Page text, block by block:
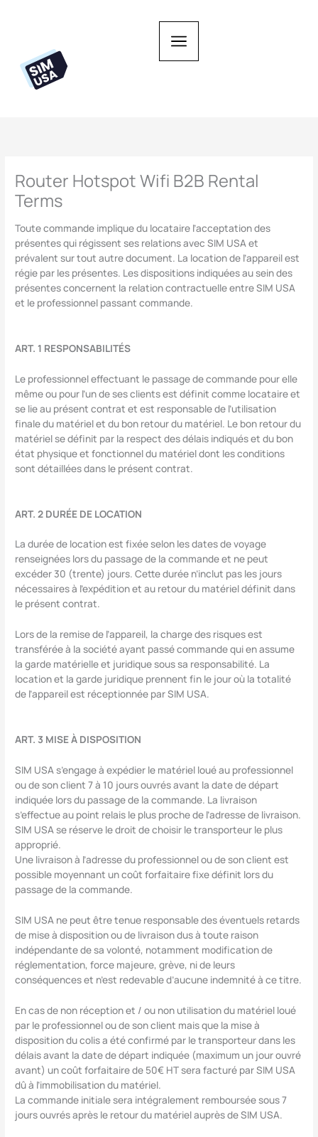
Router Hotspot Wifi B2B Rental
Terms
Toute commande implique du locataire l’acceptation des
présentes qui régissent ses relations avec SIM USA et
prévalent sur tout autre document. La location de l’appareil est
régie par les présentes. Les dispositions indiquées au sein des
présentes concernent la relation contractuelle entre SIM USA
et le professionnel passant commande.
ART. 1 RESPONSABILITÉS
Le professionnel effectuant le passage de commande pour elle
même ou pour l’un de ses clients est définit comme locataire et
se lie au présent contrat et est responsable de l’utilisation
finale du matériel et du bon retour du matériel. Le bon retour du
matériel se définit par la respect des délais indiqués et du bon
état physique et fonctionnel du matériel dont les conditions
sont détaillées dans le présent contrat.
ART. 2 DURÉE DE LOCATION
La durée de location est fixée selon les dates de voyage
renseignées lors du passage de la commande et ne peut
excéder 30 (trente) jours. Cette durée n’inclut pas les jours
nécessaires à l’expédition et au retour du matériel définit dans
le présent contrat.
Lors de la remise de l’appareil, la charge des risques est
transférée à la société ayant passé commande qui en assume
la garde matérielle et juridique sous sa responsabilité. La
location et la garde juridique prennent fin le jour où la totalité
de l’appareil est réceptionnée par SIM USA.
ART. 3 MISE À DISPOSITION
SIM USA s’engage à expédier le matériel loué au professionnel
ou de son client 7 à 10 jours ouvrés avant la date de départ
indiquée lors du passage de la commande. La livraison
s’effectue au point relais le plus proche de l’adresse de livraison.
SIM USA se réserve le droit de choisir le transporteur le plus
approprié.
Une livraison à l’adresse du professionnel ou de son client est
possible moyennant un coût forfaitaire fixe définit lors du
passage de la commande.
SIM USA ne peut être tenue responsable des éventuels retards
de mise à disposition ou de livraison dus à toute raison
indépendante de sa volonté, notamment modification de
réglementation, force majeure, grève, ni de leurs
conséquences et n’est redevable d’aucune indemnité à ce titre.
En cas de non réception et / ou non utilisation du matériel loué
par le professionnel ou de son client mais que la mise à
disposition du colis a été confirmé par le transporteur dans les
délais avant la date de départ indiquée (maximum un jour ouvré
avant) un coût forfaitaire de 50€ HT sera facturé par SIM USA
dû à l’immobilisation du matériel.
La commande initiale sera intégralement remboursée sous 7
jours ouvrés après le retour du matériel auprès de SIM USA.